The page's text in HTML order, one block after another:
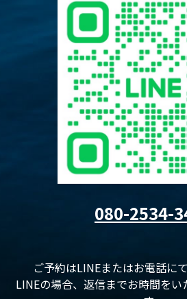
080-2534-
ご予約はLINEまたはお電話に
LINEの場合、返信までお時間を